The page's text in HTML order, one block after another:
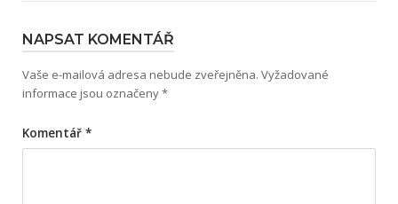
NAPSAT KOMENTÁŘ
Vaše e-mailová adresa nebude zveřejněna. Vyžadované
informace jsou označeny*
Komentář *